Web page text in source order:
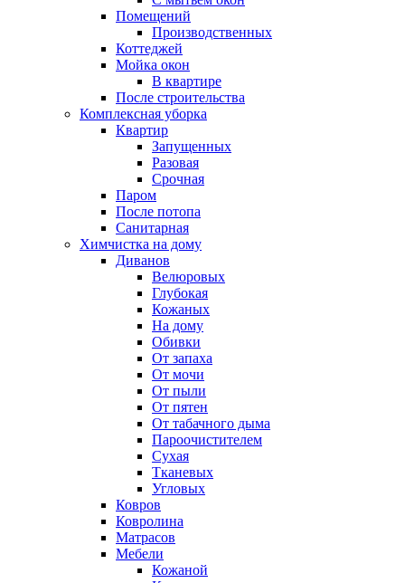
Помещений
Производственных
Коттеджей
Мойка окон
В квартире
После строительства
Комплексная уборка
Квартир
Запущенных
Разовая
Срочная
Паром
После потопа
Санитарная
Химчистка на дому
Диванов
Велюровых
Глубокая
Кожаных
На дому
Обивки
От запаха
От мочи
От пыли
От пятен
От табачного дыма
Пароочистителем
Сухая
Тканевых
Угловых
Ковров
Ковролина
Матрасов
Мебели
Кожаной